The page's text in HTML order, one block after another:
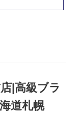
|高級ブラ
道札幌